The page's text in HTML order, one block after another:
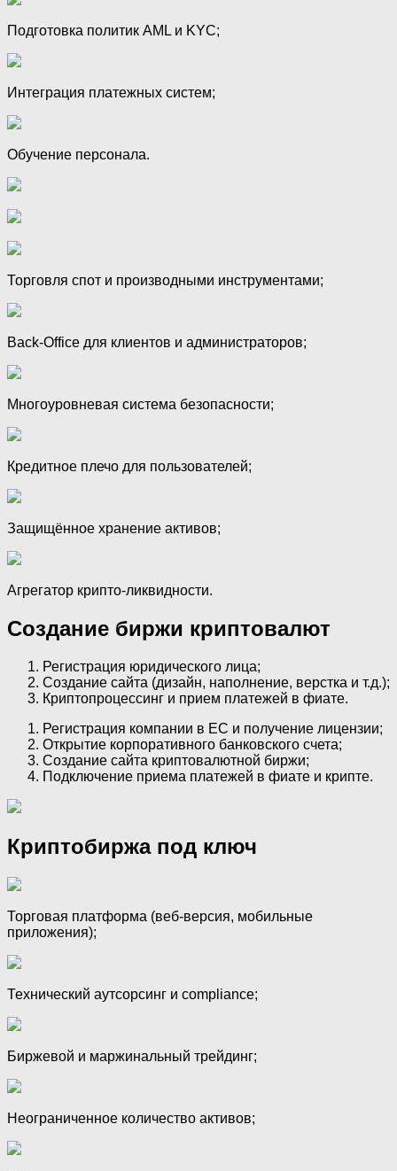
Подготовка политик AML и KYC;
Интеграция платежных систем;
Обучение персонала.
Торговля спот и производными инструментами;
Back-Office для клиентов и администраторов;
Многоуровневая система безопасности;
Кредитное плечо для пользователей;
Защищённое хранение активов;
Агрегатор крипто-ликвидности.
Создание биржи криптовалют
Регистрация юридического лица;
Создание сайта (дизайн, наполнение, верстка и т.д.);
Криптопроцессинг и прием платежей в фиате.
Регистрация компании в ЕС и получение лицензии;
Открытие корпоративного банковского счета;
Создание сайта криптовалютной биржи;
Подключение приема платежей в фиате и крипте.
Криптобиржа под ключ
Торговая платформа (веб-версия, мобильные
приложения);
Технический аутсорсинг и compliance;
Биржевой и маржинальный трейдинг;
Неограниченное количество активов;